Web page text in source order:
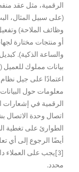
الرقمية، مثل عقد
(على سبيل المثال،
وظائف الملاحة)
أو منتجات مختارة
والساعة الذكية).
بيانات مملوك
اعتمادًا على جيل
معلومات حول
الرقمية في إشعارات
اتصال وحدة الاتصال
الطوارئ على تغطية
أيضًا الرجوع إلى أي
[3]يجب على
محدد.